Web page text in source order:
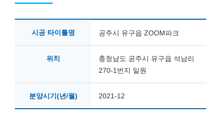
시공 타이틀명 공주시 유구읍 ZOOM파크
위치
충청남도 공주시 유구읍 석남리
270-1번지 일원
분양시기(년/월) 2021-12